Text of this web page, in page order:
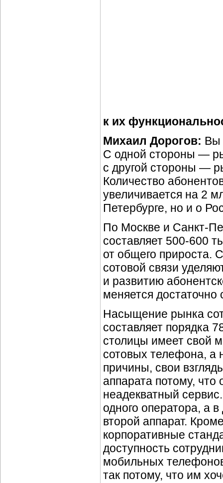
к их
Михаил Дорогов: Вы
С одной стороны —
с другой стороны —
Количество
увеличивается на 2
Петербурге, но и о
По Москве и Санкт-
составляет 500-600
от общего прироста.
сотовой связи
и развитию
меняется
Насыщение рынка
составляет порядка
столицы имеет свой
сотовых телефона, а
причины, свои
аппарата потому,
неадекватный
одного оператора, а
второй аппарат.
корпоративные
доступность
мобильных
так потому, что им